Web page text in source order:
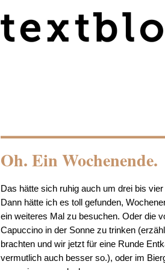
Oh. Ein Wochenende.
Das hätte sich ruhig auch um drei bis
Dann hätte ich es toll gefunden,
ein weiteres Mal zu besuchen. Oder die
Capuccino in der Sonne zu trinken
brachten und wir jetzt für eine Runde
vermutlich auch besser so.), oder im